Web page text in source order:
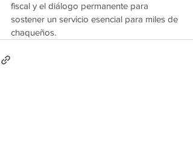
fiscal y el diálogo permanente para
sostener un servicio esencial para miles de
chaqueños.